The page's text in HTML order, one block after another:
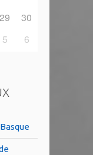
29
30
5 6